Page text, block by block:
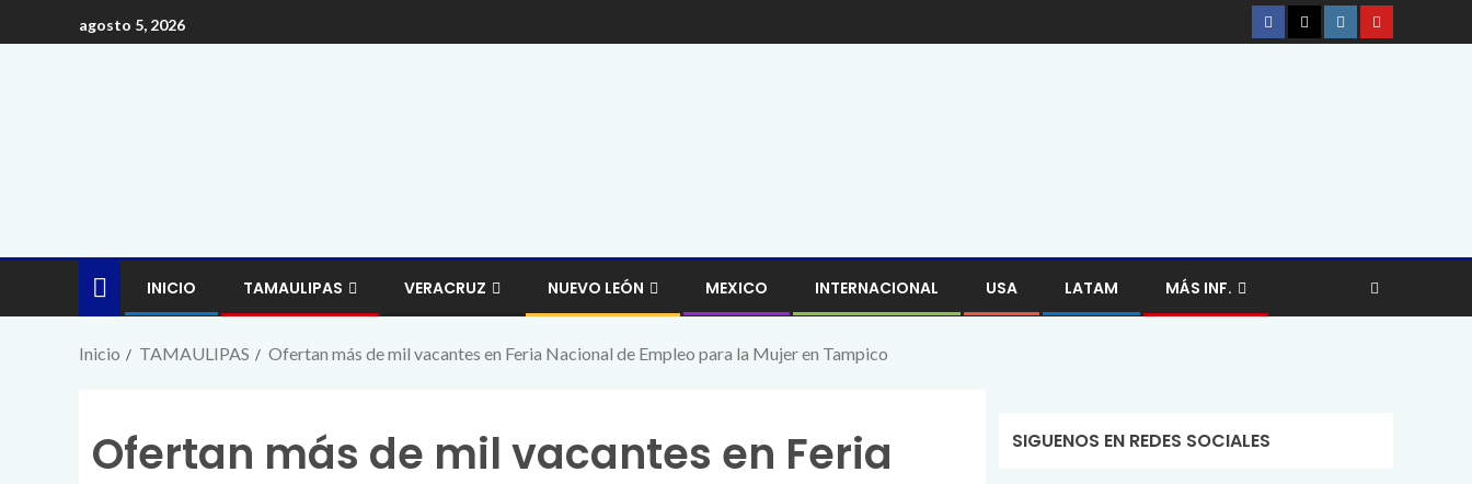
agosto 5, 2026
INICIO TAMAULIPAS VERACRUZ NUEVO LEÓN MEXICO INTERNACIONAL USA LATAM MÁS INF.
Inicio TAMAULIPAS Ofertan más de mil vacantes en Feria Nacional de Empleo para la Mujer en Tampico
Ofertan más de mil vacantes en Feria
SIGUENOS EN REDES SOCIALES